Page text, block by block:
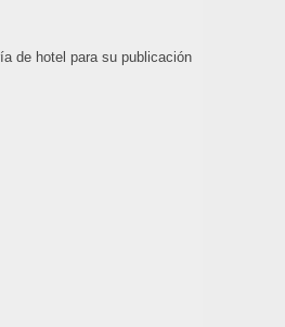
de hotel para su publicación